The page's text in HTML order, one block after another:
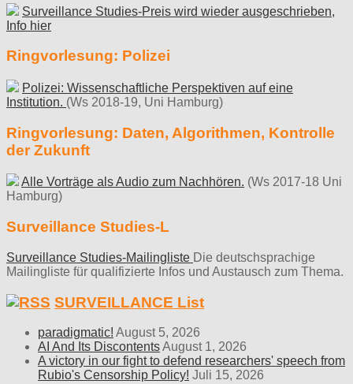
Surveillance Studies-Preis wird wieder ausgeschrieben,
Info hier
Ringvorlesung: Polizei
Polizei: Wissenschaftliche Perspektiven auf eine
Institution. (Ws 2018-19, Uni Hamburg)
Ringvorlesung: Daten, Algorithmen, Kontrolle
der Zukunft
Alle Vorträge als Audio zum Nachhören. (Ws 2017-18 Uni
Hamburg)
Surveillance Studies-L
Surveillance Studies-Mailingliste Die deutschsprachige
Mailingliste für qualifizierte Infos und Austausch zum Thema.
SURVEILLANCE List
paradigmatic! August 5, 2026
AI And Its DiscontentsAugust 1, 2026
A victory in our fight to defend researchers' speech from
Rubio's Censorship Policy! Juli 15, 2026